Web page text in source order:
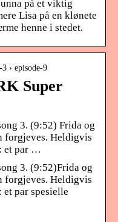
på et viktig
Lisa på en klønete
henne i stedet.
› episode-9
Super
3. (9:52) Frida og
forgjeves. Heldigvis
et par …
3. (9:52)Frida og
forgjeves. Heldigvis
par spesielle